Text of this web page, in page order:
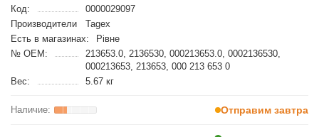
Код:
0000029097
Производители
Tagex
Есть в магазинах:
Рівне
№ OEM:
213653.0, 2136530, 000213653.0, 0002136530,
000213653, 213653, 000 213 653 0
Вес:
5.67 кг
Отправим завтра